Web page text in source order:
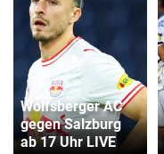
Wolfsberger AC
gegen Salzburg
ab 17 Uhr LIVE